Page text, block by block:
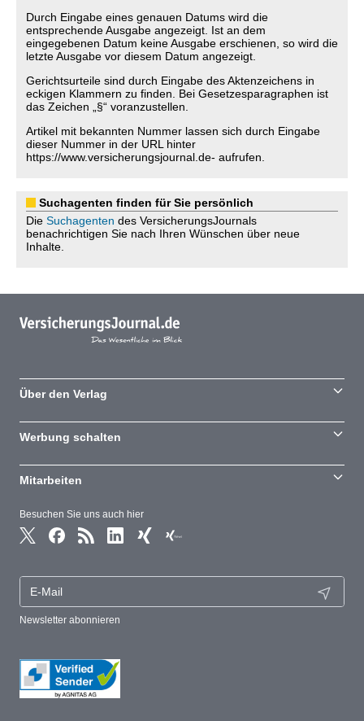
Durch Eingabe eines genauen Datums wird die
entsprechende Ausgabe angezeigt. Ist an dem
eingegebenen Datum keine Ausgabe erschienen, so wird die
letzte Ausgabe vor diesem Datum angezeigt.
Gerichtsurteile sind durch Eingabe des Aktenzeichens in
eckigen Klammern zu finden. Bei Gesetzesparagraphen ist
das Zeichen „§“ voranzustellen.
Artikel mit bekannten Nummer lassen sich durch Eingabe
dieser Nummer in der URL hinter
https://www.versicherungsjournal.de- aufrufen.
Suchagenten finden für Sie persönlich
Die Suchagenten des VersicherungsJournals
benachrichtigen Sie nach Ihren Wünschen über neue
Inhalte.
Besuchen Sie uns auch hier
Newsletter abonnieren
Über den Verlag
Werbung schalten
Mitarbeiten